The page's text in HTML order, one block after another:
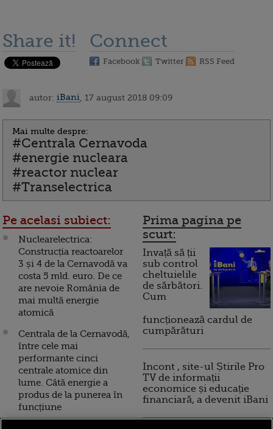
Share it! Connect
Facebook Twitter RSS Feed
autor: iBani , 17 august 2018 09:09
Mai multe despre:
#Centrala Cernavoda
#energie nucleara
#reactor nuclear
#Transelectrica
Pe acelasi subiect:
Nuclearelectrica:
Construcția reactoarelor
3 și 4 de la Cernavodă va
costa 5 mld. euro. De ce
are nevoie România de
mai multă energie
atomică
Centrala de la Cernavodă,
între cele mai
performante cinci
centrale atomice din
lume. Câtă energie a
produs de la punerea în
funcțiune
Prima pagina pe
scurt:
Invață să ții
sub control
cheltuielile
de sărbători.
Cum
funcționează cardul de
cumpărături
Incont , site-ul Știrile Pro
TV de informații
economice și educație
financiară, a devenit iBani